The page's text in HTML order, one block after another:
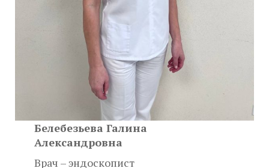
Белебезьева Галина
Александровна
Врач – эндоскопист